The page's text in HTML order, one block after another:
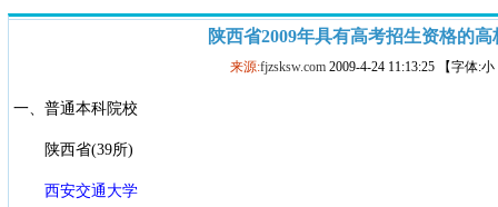
陕西省2009年具有高考招生资格的高
来源:fjzsksw.com 2009-4-24 11:13:25 【字体:
一、普通本科院校
陕西省(39所)
西安交通大学